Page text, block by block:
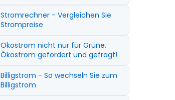
Stromrechner - Vergleichen Sie
Strompreise
Ökostrom nicht nur für Grüne.
Ökostrom gefördert und gefragt!
Billigstrom - So wechseln Sie zum
Billigstrom